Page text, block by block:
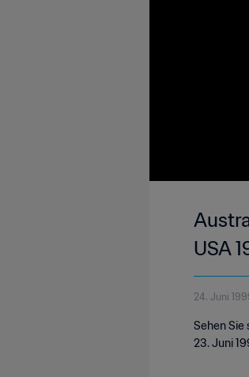
USA
24. Juni
Sehen Sie
23. Juni